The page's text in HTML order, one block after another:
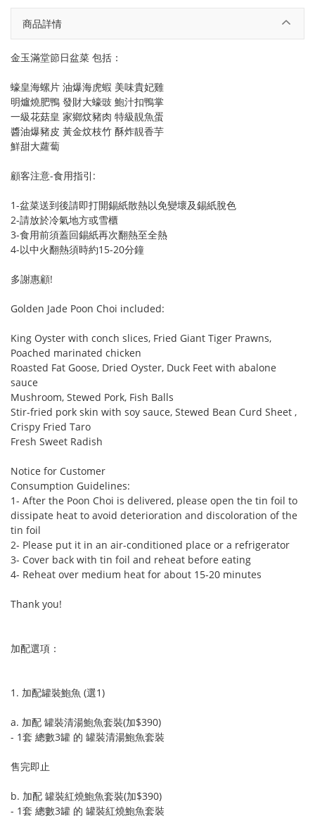
商品詳情
金玉滿堂節日盆菜 包括：
蠔皇海螺片 油爆海虎蝦 美味貴妃雞
明爐燒肥鴨 發財大蠔豉 鮑汁扣鴨掌
一級花菇皇 家鄉炆豬肉 特級靚魚蛋
醬油爆豬皮 黃金炆枝竹 酥炸靚香芋
鮮甜大蘿蔔
顧客注意-食用指引:
1-盆菜送到後請即打開錫紙散熱以免變壞及錫紙脫色
2-請放於冷氣地方或雪櫃
3-食用前須蓋回錫紙再次翻熱至全熱
4-以中火翻熱須時約15-20分鐘
多謝惠顧!
Golden Jade Poon Choi included:
King Oyster with conch slices, Fried Giant Tiger Prawns,
Poached marinated chicken
Roasted Fat Goose, Dried Oyster, Duck Feet with abalone
sauce
Mushroom, Stewed Pork, Fish Balls
Stir-fried pork skin with soy sauce, Stewed Bean Curd Sheet ,
Crispy Fried Taro
Fresh Sweet Radish
Notice for Customer
Consumption Guidelines:
1- After the Poon Choi is delivered, please open the tin foil to
dissipate heat to avoid deterioration and discoloration of the
tin foil
2- Please put it in an air-conditioned place or a refrigerator
3- Cover back with tin foil and reheat before eating
4- Reheat over medium heat for about 15-20 minutes
Thank you!
加配選項：
1. 加配罐裝鮑魚 (選1)
a. 加配 罐裝清湯鮑魚套裝(加$390)
- 1套 總數3罐 的 罐裝清湯鮑魚套裝
售完即止
b. 加配 罐裝紅燒鮑魚套裝(加$390)
- 1套 總數3罐 的 罐裝紅燒鮑魚套裝